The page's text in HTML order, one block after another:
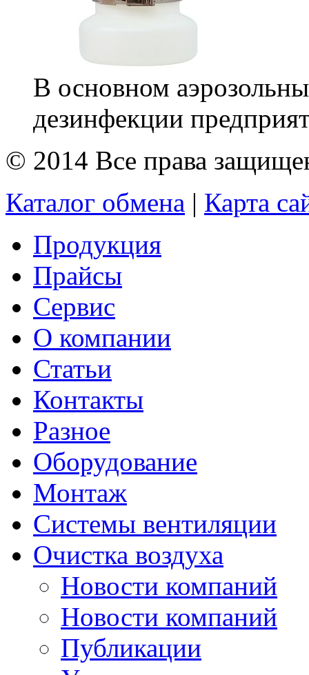
В основном
дезинфекции
© 2014 Все права
Каталог обмена | Карта
Продукция
Прайсы
Сервис
О компании
Статьи
Контакты
Разное
Оборудование
Монтаж
Системы вентиляции
Очистка воздуха
Новости компаний
Новости компаний
Публикации